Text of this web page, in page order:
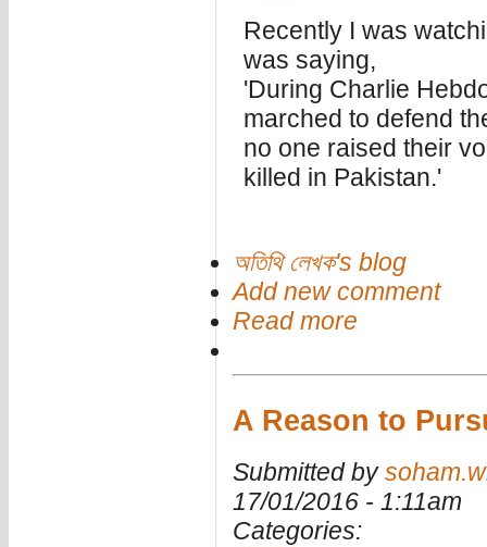
Recently I was
was saying,
'During Charlie
marched to defend
no one raised their
killed in Pakistan.'
অতিথি লেখক's blog
Add new comment
Read more
A Reason to
Submitted by
17/01/2016 - 1:11am
Categories: